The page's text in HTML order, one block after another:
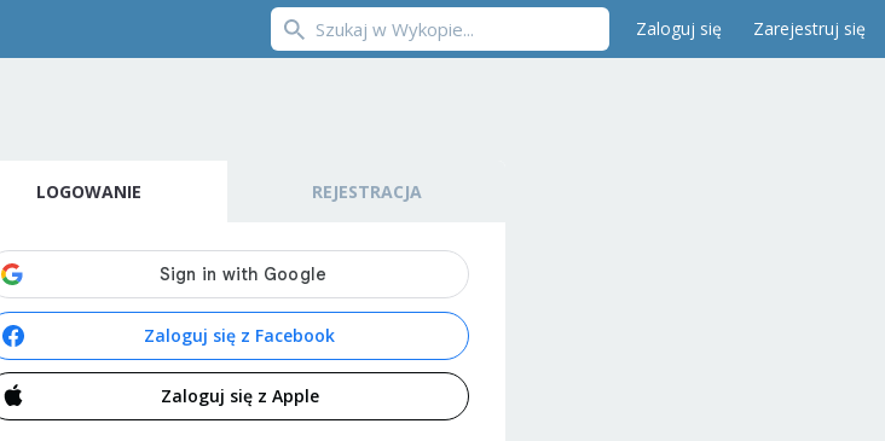
Zaloguj się Zarejestruj się
LOGOWANIE REJESTRACJA
Zaloguj się z Facebook
Zaloguj się z Apple